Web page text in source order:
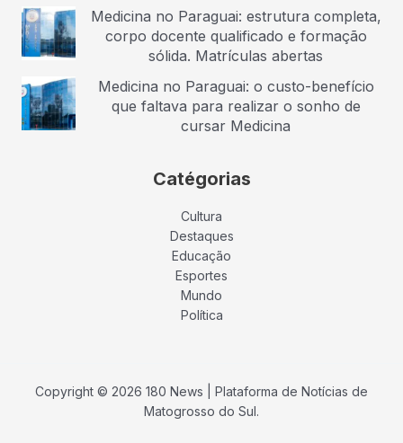
Medicina no Paraguai: estrutura completa,
corpo docente qualificado e formação
sólida. Matrículas abertas
Medicina no Paraguai: o custo-benefício
que faltava para realizar o sonho de
cursar Medicina
Catégorias
Cultura
Destaques
Educação
Esportes
Mundo
Política
Copyright © 2026 180 News | Plataforma de Notícias de
Matogrosso do Sul.